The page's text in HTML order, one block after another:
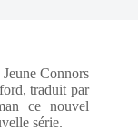
Connors
traduit par
ce nouvel
série.